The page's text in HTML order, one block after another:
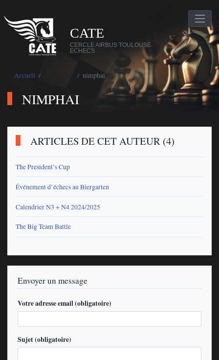
CATE
CERCLE AIRBUS TOULOUSE
ECHECS
Accueil nimphai
NIMPHAI
ARTICLES DE CET AUTEUR (4)
The President’s Cup
Événement d’échecs au Biergarten
Calendrier N3 + N4 2024/2025
The Big Team Battle
Envoyer un message
Votre adresse email (obligatoire)
Sujet (obligatoire)